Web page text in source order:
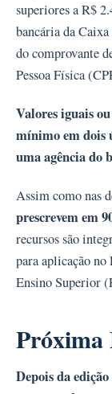
superiores a R$
bancária da
do comprovante
Pessoa Física
Valores iguais
mínimo em dois
uma agência do
Assim como nas
prescrevem em
recursos são
para aplicação no
Ensino Superior
Próxima
Depois da